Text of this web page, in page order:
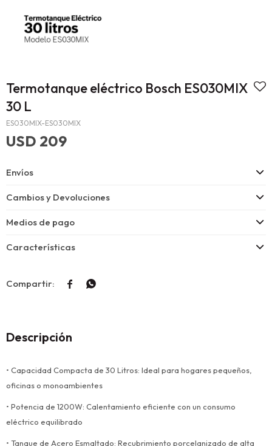
Termotanque eléctrico Bosch ES030MIX
30 L
ES030MIX-ES030MIX
USD 209
Envíos
Cambios y Devoluciones
Medios de pago
Características
 
Descripción
• Capacidad Compacta de 30 Litros: Ideal para hogares pequeños,
oficinas o monoambientes
• Potencia de 1200W: Calentamiento eficiente con un consumo
eléctrico equilibrado
• Tanque de Acero Esmaltado: Recubrimiento porcelanizado de alta